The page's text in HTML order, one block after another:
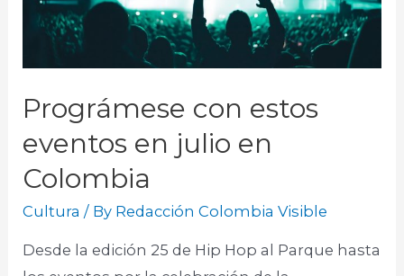
Prográmese con estos
eventos en julio en
Colombia
Cultura / By Redacción Colombia Visible
Desde la edición 25 de Hip Hop al Parque hasta